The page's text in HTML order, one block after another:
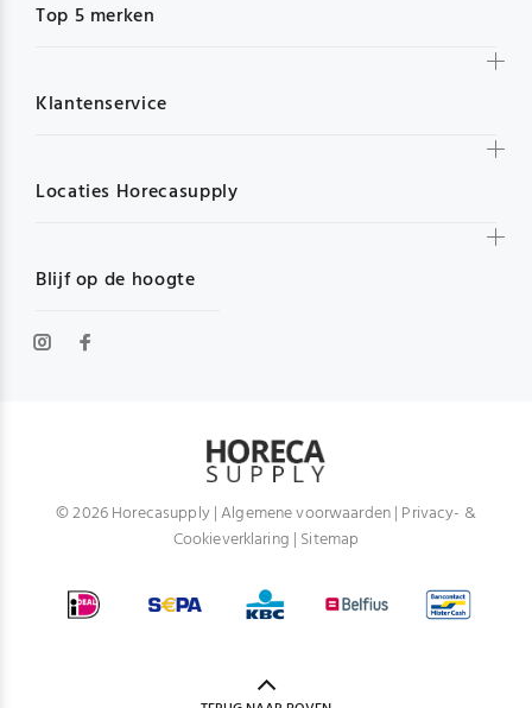
Blijf op de hoogte
Top 5 merken
Klantenservice
Locaties Horecasupply
© 2026 Horecasupply |Algemene voorwaarden| Privacy- &
Cookieverklaring | Sitemap